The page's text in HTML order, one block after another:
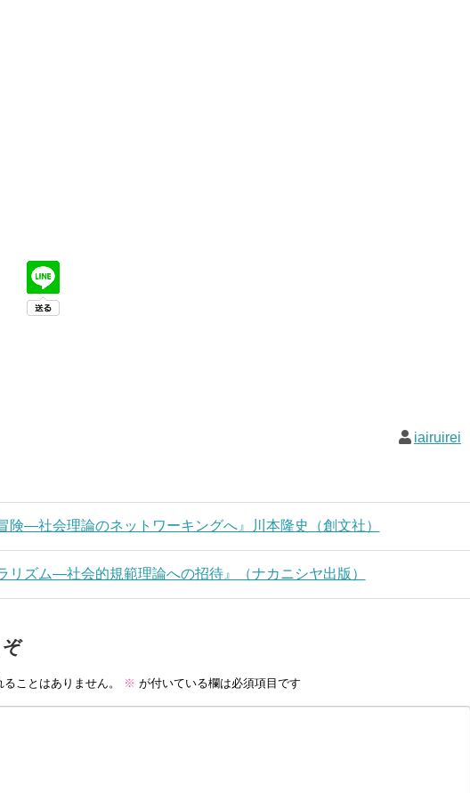
iairuirei
険―社会理論のネットワーキングへ』川本隆史（創文社）
リズム―社会的規範理論への招待』（ナカニシヤ出版）
ことはありません。 ※ が付いている欄は必須項目です